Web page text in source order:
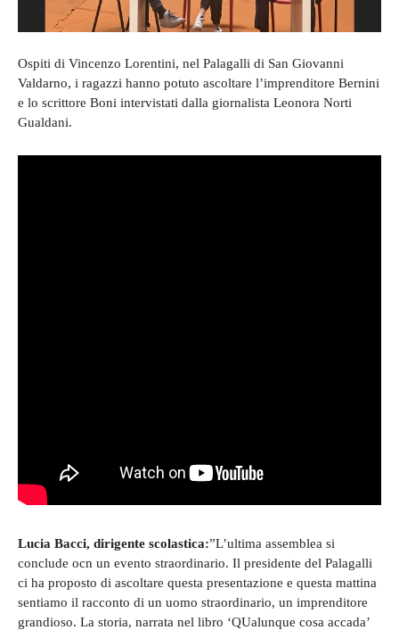
Ospiti di Vincenzo Lorentini, nel Palagalli di San Giovanni
Valdarno, i ragazzi hanno potuto ascoltare l’imprenditore Bernini
e lo scrittore Boni intervistati dalla giornalista Leonora Norti
Gualdani.
Lucia Bacci, dirigente scolastica:”L’ultima assemblea si
conclude ocn un evento straordinario. Il presidente del Palagalli
ci ha proposto di ascoltare questa presentazione e questa mattina
sentiamo il racconto di un uomo straordinario, un imprenditore
grandioso. La storia, narrata nel libro ‘QUalunque cosa accada’